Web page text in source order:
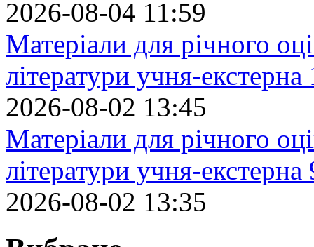
2026-08-04 11:59
Матеріали для річного
літератури учня-екстерна
2026-08-02 13:45
Матеріали для річного
літератури учня-екстерна
2026-08-02 13:35